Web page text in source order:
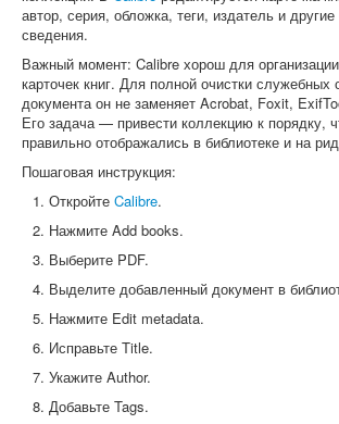
автор, серия, обложка, теги, издатель и
сведения.
Важный момент: Calibre хорош для
карточек книг. Для полной очистки служебных
документа он не заменяет Acrobat, Foxit,
Его задача — привести коллекцию к порядку,
правильно отображались в библиотеке и на
Пошаговая инструкция:
Откройте Calibre.
Нажмите Add books.
Выберите PDF.
Выделите добавленный документ в
Нажмите Edit metadata.
Исправьте Title.
Укажите Author.
Добавьте Tags.